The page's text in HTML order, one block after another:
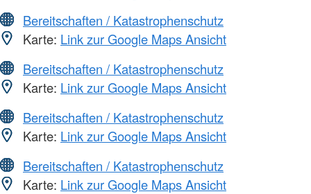
Bereitschaften / Katastrophenschutz
Karte: Link zur Google Maps Ansicht
Bereitschaften / Katastrophenschutz
Karte: Link zur Google Maps Ansicht
Bereitschaften / Katastrophenschutz
Karte: Link zur Google Maps Ansicht
Bereitschaften / Katastrophenschutz
Karte: Link zur Google Maps Ansicht